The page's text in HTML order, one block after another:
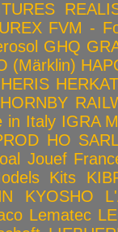
FVM -
GHQ
(Märklin)
HERIS HERKAT
HORNBY
in Italy IGRA
HO
Jouef
Kits
KYOSHO
Lematec